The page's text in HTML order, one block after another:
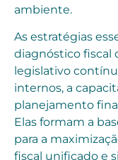
ambiente.
As estratégias
diagnóstico fiscal
legislativo
internos, a
planejamento
Elas formam a
para a
fiscal unificado e